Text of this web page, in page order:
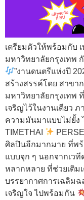
เตรียมตัวให้พร้อมกับ
มหาวิทยาลัยกรุงเทพ กั
”งานดนตรีแห่งปี
สร้างสรรค์โดย สาขา
มหาวิทยาลัยกรุงเทพ
เจริญไว้ในงานเดียว
ความมันมาแบบไม่ยั้ง
TIMETHAI
ศิลปินอีกมากมาย ที่พ
แบบจุก ๆ นอกจากเว
หลากหลาย ที่ช่วยเติม
บรรยากาศการเฉลิม
เจริญใจ ไปพร้อมกัน